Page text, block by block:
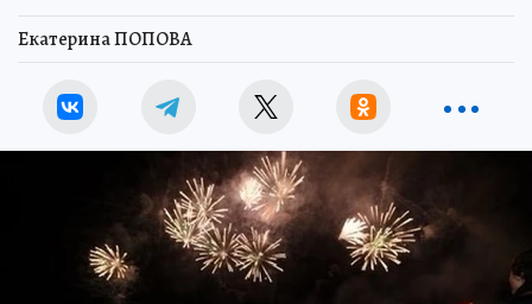
Екатерина ПОПОВА